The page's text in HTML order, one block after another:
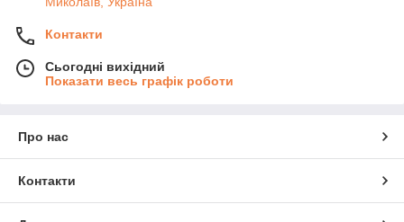
Контакти
Сьогодні вихідний
Показати весь графік роботи
Про нас
Контакти